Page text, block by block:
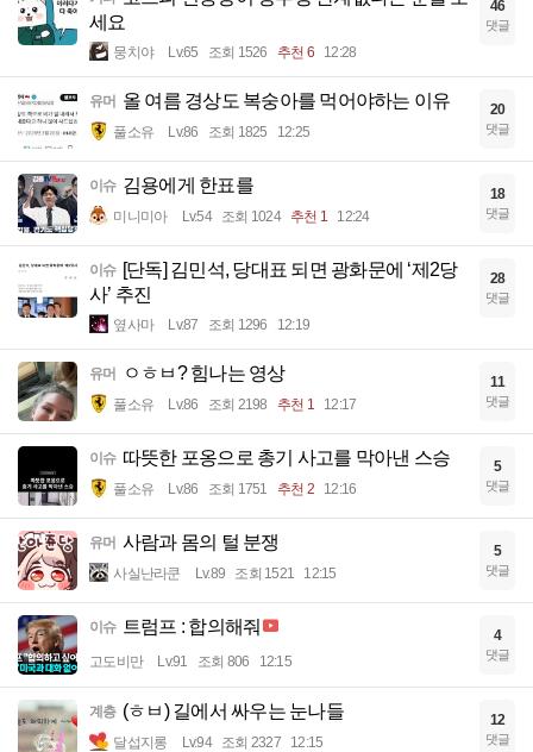
세요
뭉치야 Lv.65 조회 1526 추천 6 12:28
46
댓글
유머 올 여름 경상도 복숭아를 먹어야하는 이유
풀소유 Lv.86 조회 1825 12:25
20
댓글
이슈 김용에게 한표를
미니미아 Lv.54 조회 1024 추천 1 12:24
18
댓글
이슈 [단독] 김민석, 당대표 되면 광화문에 ‘제2당
사’ 추진
옆사마 Lv.87 조회 1296 12:19
28
댓글
유머 ㅇㅎㅂ? 힘나는 영상
풀소유 Lv.86 조회 2198 추천 1 12:17
11
댓글
이슈 따뜻한 포옹으로 총기 사고를 막아낸 스승
풀소유 Lv.86 조회 1751 추천 2 12:16
5
댓글
유머 사람과 몸의 털 분쟁
사실난라쿤 Lv.89 조회 1521 12:15
5
댓글
이슈 트럼프 : 합의해줘
고도비만 Lv.91 조회 806 12:15
4
댓글
계층 (ㅎㅂ) 길에서 싸우는 눈나들
달섭지롱 Lv.94 조회 2327 12:15
12
댓글